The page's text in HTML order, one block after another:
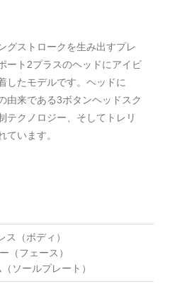
グストロークを生み出すプレ
ート2プラスのヘッドにアイビ
したモデルです。ヘッドに
由来である3ボタンヘッドスク
テクノロジー、そしてトレリ
ています。
（ボディ）
（フェース）
ソールプレート）